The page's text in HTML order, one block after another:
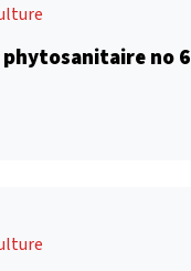
no 6